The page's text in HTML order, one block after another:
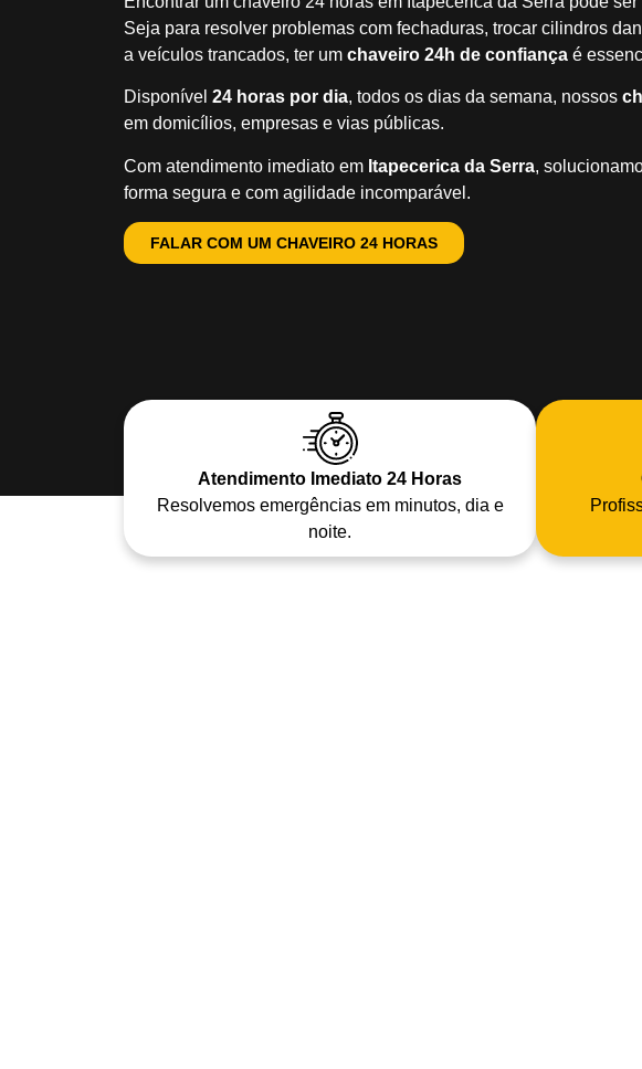
Seja para resolver problemas com fechaduras, trocar cilindros
a veículos trancados, ter um chaveiro 24h de confiança é
Disponível 24 horas por dia, todos os dias da semana, nossos
em domicílios, empresas e vias públicas.
Com atendimento imediato em Itapecerica da Serra,
forma segura e com agilidade incomparável.
FALAR COM UM CHAVEIRO 24 HORAS
Atendimento Imediato 24 Horas
Resolvemos emergências em minutos, dia e
noite.